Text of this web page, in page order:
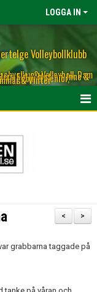
LOGGA IN
Volleybollklubb
& Volleyboll, Dam
Elit & Motion, Inne &
Ungdom & Senior,
& Vinter
>
<
grabbarna taggade på